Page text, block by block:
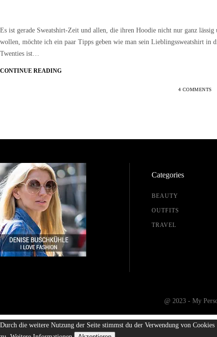
Es ist gerade Sweatshirt-Zeit und allen, die ihren Hoodie nicht nur ganz lässig
wollen, möchte ich ein paar Tipps geben wie man sein Lieblingssweatshirt in
Twenties ist…
CONTINUE READING
4 COMMENTS
Categories
BEAUTY
OUTFITS
TRAVEL
@ 2023 - My
Durch die weitere Nutzung der Seite stimmst du der Verwendung von Cookies